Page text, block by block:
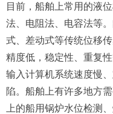
目前，船舶上常用的液
法、电阻法、电容法等
式、差动式等传统位移
精度低，稳定性、重复
输入计算机系统速度慢
陷。船舶上有许多地方
上的船用锅炉水位检测